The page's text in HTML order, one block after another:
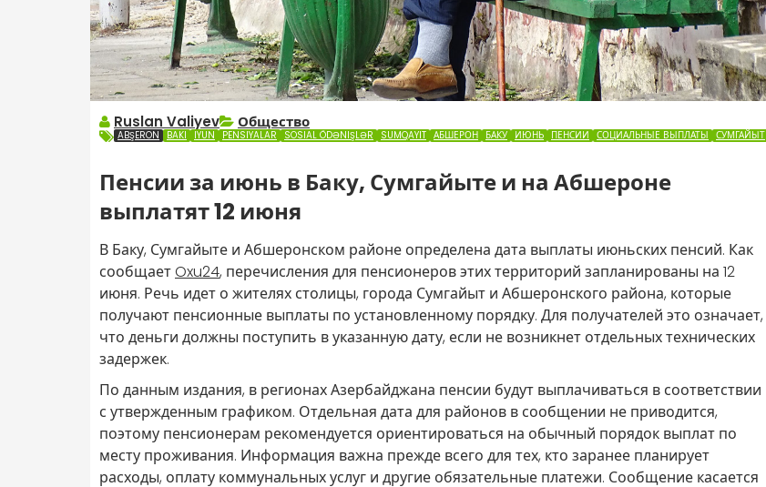
Ruslan Valiyev Общество
ABŞERON BAKI IYUN PENSIYALAR SOSIAL ÖDƏNIŞLƏR SUMQAYIT АБШЕРОН БАКУ ИЮНЬ ПЕНСИИ СОЦИАЛЬНЫЕ ВЫПЛАТЫ СУМГАЙЫТ
Пенсии за июнь в Баку, Сумгайыте и на Абшероне
выплатят 12 июня
В Баку, Сумгайыте и Абшеронском районе определена дата выплаты июньских пенсий. Как
сообщаетOxu24, перечисления для пенсионеров этих территорий запланированы на 12
июня. Речь идет о жителях столицы, города Сумгайыт и Абшеронского района, которые
получают пенсионные выплаты по установленному порядку. Для получателей это означает,
что деньги должны поступить в указанную дату, если не возникнет отдельных технических
задержек.
По данным издания, в регионах Азербайджана пенсии будут выплачиваться в соответствии
с утвержденным графиком. Отдельная дата для районов в сообщении не приводится,
поэтому пенсионерам рекомендуется ориентироваться на обычный порядок выплат по
месту проживания. Информация важна прежде всего для тех, кто заранее планирует
расходы, оплату коммунальных услуг и другие обязательные платежи. Сообщение касается